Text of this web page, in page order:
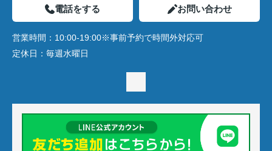
電話をする お問い合わせ
営業時間： 10:00-19:00※事前予約で時間外対応可
定休日： 毎週水曜日